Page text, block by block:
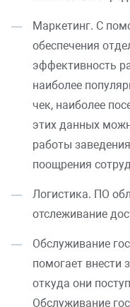
Маркетинг. С
обеспечения
эффективность
наиболее
чек, наиболее
этих данных
работы
поощрения
Логистика. ПО
отслеживание
Обслуживание
помогает внести
откуда они
Обслуживание